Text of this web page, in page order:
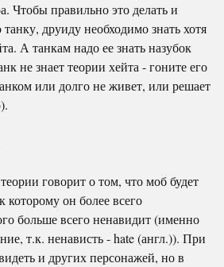
Чтобы правильно это делать и
танку, друиду необходимо знать хотя
А танкам надо ее знать назубок
не знает теории хейта - гоните его
или долго не живет, или решает
говорит о том, что моб будет
которому он более всего
больше всего ненавидит (именно
т.к. ненависть - hate (англ.)). При
и других персонажей, но в